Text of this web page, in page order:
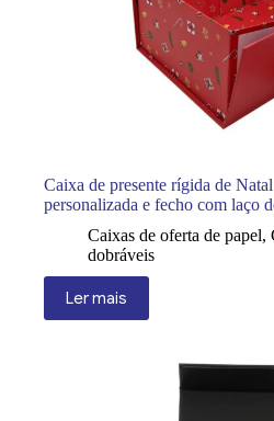
Caixa de presente rígida de
personalizada e fecho com laço
Caixas de oferta de papel,
dobráveis
Ler mais